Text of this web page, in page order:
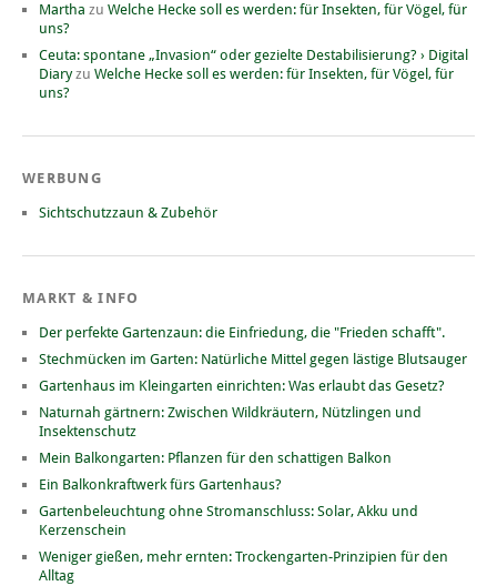
Martha zu Welche Hecke soll es werden: für Insekten, für Vögel, für
uns?
Ceuta: spontane „Invasion“ oder gezielte Destabilisierung? › Digital
Diaryzu Welche Hecke soll es werden: für Insekten, für Vögel, für
uns?
WERBUNG
Sichtschutzzaun & Zubehör
MARKT & INFO
Der perfekte Gartenzaun: die Einfriedung, die "Frieden schafft".
Stechmücken im Garten: Natürliche Mittel gegen lästige Blutsauger
Gartenhaus im Kleingarten einrichten: Was erlaubt das Gesetz?
Naturnah gärtnern: Zwischen Wildkräutern, Nützlingen und
Insektenschutz
Mein Balkongarten: Pflanzen für den schattigen Balkon
Ein Balkonkraftwerk fürs Gartenhaus?
Gartenbeleuchtung ohne Stromanschluss: Solar, Akku und
Kerzenschein
Weniger gießen, mehr ernten: Trockengarten-Prinzipien für den
Alltag